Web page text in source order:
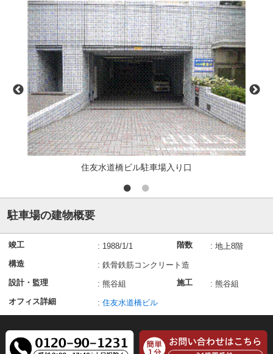
住友水道橋ビル駐車場入り口
駐車場の建物概要
竣工 : 1988/1/1 階数 : 地上8階
構造
: 鉄骨鉄筋コンクリート造
設計・監理
: 熊谷組 施工 : 熊谷組
オフィス詳細
: 住友水道橋ビル